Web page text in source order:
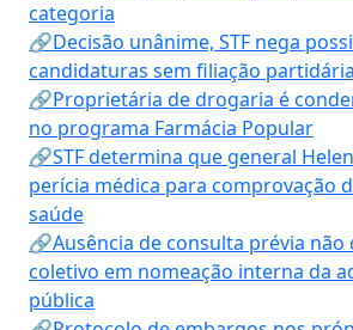
categoria
🔗Decisão unânime, STF nega
candidaturas sem filiação partidária
🔗Proprietária de drogaria é
no programa Farmácia Popular
🔗STF determina que general
perícia médica para comprovação
saúde
🔗Ausência de consulta prévia não
coletivo em nomeação interna da
pública